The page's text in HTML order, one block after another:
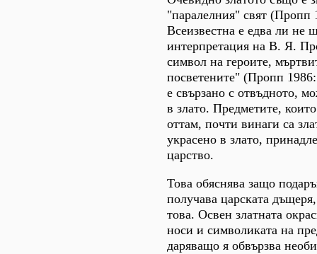
"паралелния" свят (Пропп
Всеизвестна е едва ли не
интерпретация на В. Я.
символ на героите,
посветените" (Пропп
е свързано с отвъдното,
в злато. Предметите,
оттам, почти винаги са
украсено в злато,
царство.
Това обяснява защо
получава царската
това. Освен златната
носи и символиката на
даряващо я обвързва